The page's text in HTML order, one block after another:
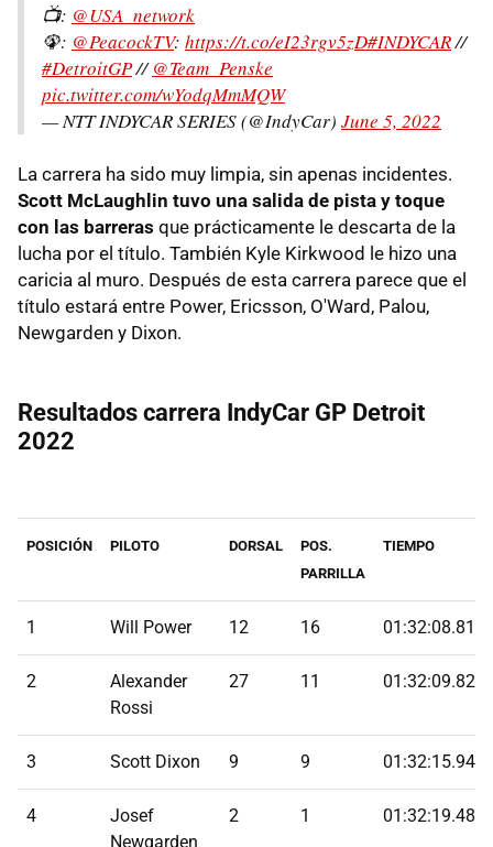
📺: @USA_network
🦚: @PeacockTV: https://t.co/eI23rgv5zD#INDYCAR//
#DetroitGP//@Team_Penske
pic.twitter.com/wYodqMmMQW
— NTT INDYCAR SERIES (@IndyCar) June 5, 2022
La carrera ha sido muy limpia, sin apenas incidentes.
Scott McLaughlin tuvo una salida de pista y toque
con las barreras que prácticamente le descarta de la
lucha por el título. También Kyle Kirkwood le hizo una
caricia al muro. Después de esta carrera parece que el
título estará entre Power, Ericsson, O'Ward, Palou,
Newgarden y Dixon.
Resultados carrera IndyCar GP Detroit
2022
POSICIÓN PILOTO DORSAL
POS.
PARRILLA
TIEMPO
1 Will Power 12 16
2
Alexander
Rossi
27 11
3 Scott Dixon 9 9
4
Josef
Newgarden
2 1